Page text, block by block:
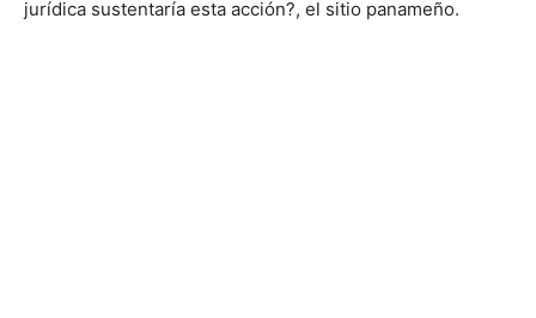
jurídica sustentaría esta acción?, el sitio panameño.